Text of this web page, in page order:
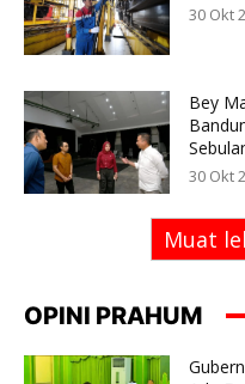
30 Okt
Bey
30 Okt
Muat
OPINI PRAHUM